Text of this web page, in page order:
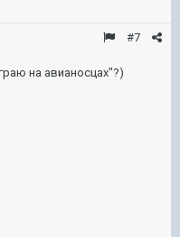
#7
на авианосцах"?)